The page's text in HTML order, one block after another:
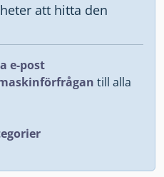
att hitta den
e-post
till alla